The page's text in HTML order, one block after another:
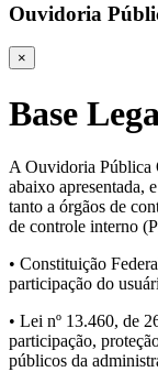
Ouvidoria
×
Base
A Ouvidoria Pública
abaixo apresentada,
tanto a órgãos de
de controle interno
• Constituição
participação do
• Lei nº 13.460, de
participação,
públicos da